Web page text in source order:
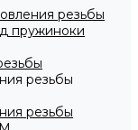
резьбы
пружиноки
резьбы
резьбы